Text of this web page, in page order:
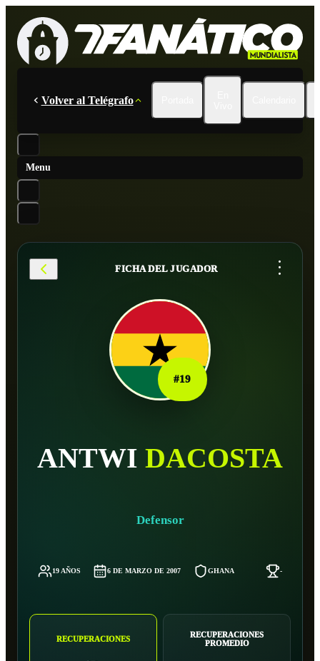
Volver al Telégrafo
Menu
FICHA DEL JUGADOR ...
#19
ANTWI DACOSTA
Defensor
19 AÑOS 6 DE MARZO DE 2007 GHANA -
RECUPERACIONES
RECUPERACIONES
PROMEDIO